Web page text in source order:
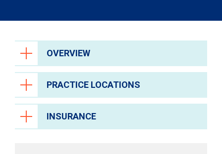
OVERVIEW
PRACTICE LOCATIONS
INSURANCE